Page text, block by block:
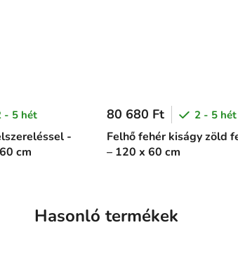
-
cm
- 5 hét
Felhő fehér kiságy zöld
– 120 x 60 cm
80 680 Ft 2 - 5 hét
Hasonló termékek